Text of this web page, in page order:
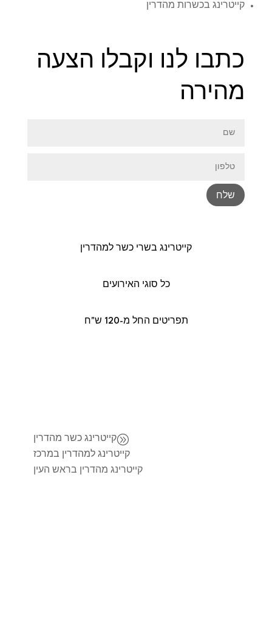
קייטרינג בכשרות מהדרין
כתבו לנו וקבלו הצעה
מהירה
שלח
קייטרינג בשרי כשר למהדרין
כל סוגי האירועים
תפריטים החל מ-120 ש"ח
Aקייטרינג כשר מהדרין
קייטרינג למהדרין במרכז
קייטרינג מהדרין בראש העין